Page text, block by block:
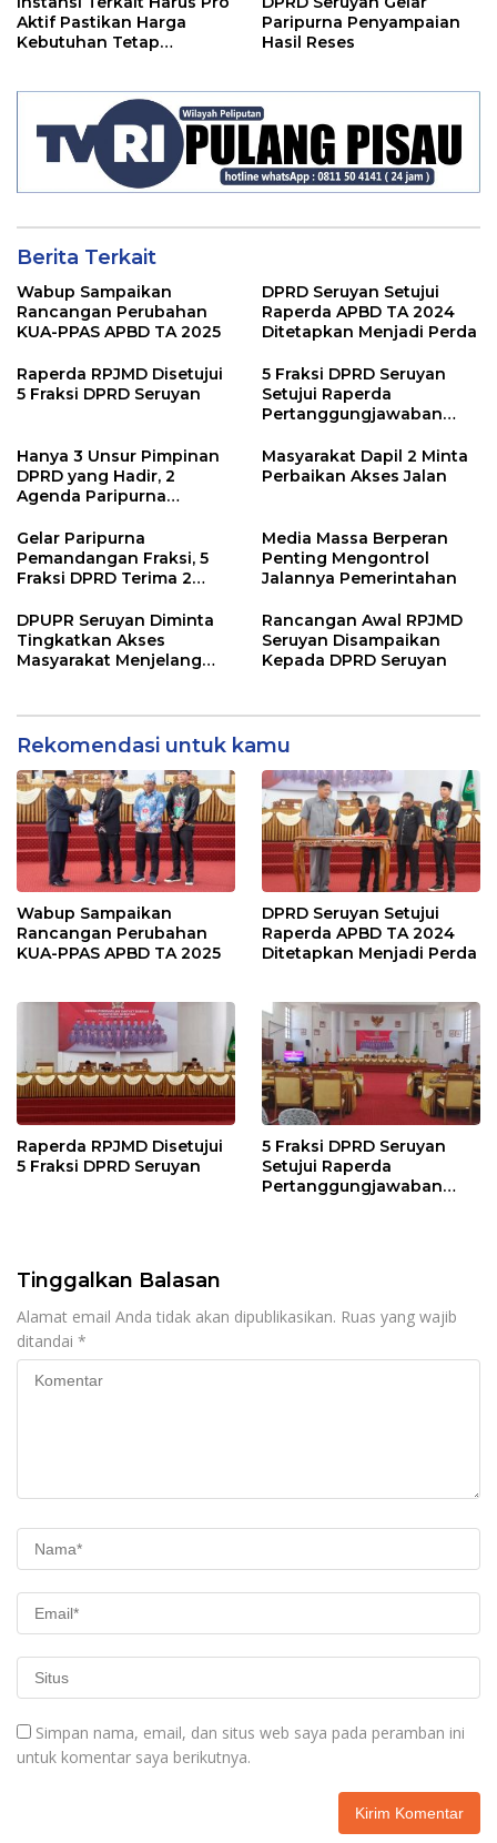
Aktif Pastikan Harga
Kebutuhan Tetap
Paripurna Penyampaian
Hasil Reses
Berita Terkait
Wabup Sampaikan
Rancangan Perubahan
KUA-PPAS APBD TA 2025
DPRD Seruyan Setujui
Raperda APBD TA 2024
Ditetapkan Menjadi Perda
Raperda RPJMD Disetujui
5 Fraksi DPRD Seruyan
5 Fraksi DPRD Seruyan
Setujui Raperda
Pertanggungjawaban
2024
Hanya 3 Unsur Pimpinan
DPRD yang Hadir, 2
Agenda Paripurna
Masyarakat Dapil 2 Minta
Perbaikan Akses Jalan
Gelar Paripurna
Pemandangan Fraksi, 5
Fraksi DPRD Terima 2
Media Massa Berperan
Penting Mengontrol
Jalannya Pemerintahan
DPUPR Seruyan Diminta
Tingkatkan Akses
Masyarakat Menjelang
Rancangan Awal RPJMD
Seruyan Disampaikan
Kepada DPRD Seruyan
Rekomendasi untuk kamu
Wabup Sampaikan
Rancangan Perubahan
KUA-PPAS APBD TA 2025
DPRD Seruyan Setujui
Raperda APBD TA 2024
Ditetapkan Menjadi Perda
Raperda RPJMD Disetujui
5 Fraksi DPRD Seruyan
5 Fraksi DPRD Seruyan
Setujui Raperda
Pertanggungjawaban
Tinggalkan Balasan
Alamat email Anda tidak akan dipublikasikan. Ruas yang wajib
ditandai *
Simpan nama, email, dan situs web saya pada peramban ini
untuk komentar saya berikutnya.